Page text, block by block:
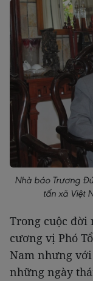
Nhà báo Trương
tấn xã Việt
Trong cuộc đời
cương vị Phó
Nam nhưng
những ngày